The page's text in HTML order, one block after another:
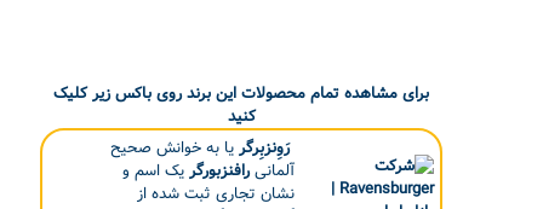
برای مشاهده تمام محصولات این برند روی باکس زیر کلیک
کنید
رَوِنزبِرگریا به خوانش صحیح
آلمانیرافنزبورگریک اسم و
نشان تجاری ثبت شده از